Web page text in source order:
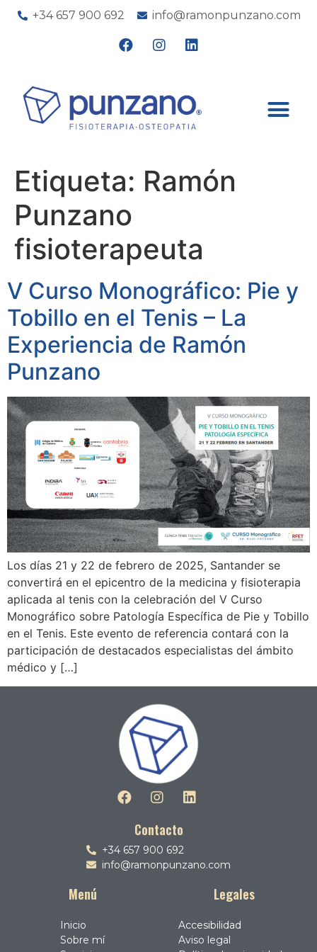
+34 657 900 692 info@ramonpunzano.com
Etiqueta: Ramón
Punzano
fisioterapeuta
V Curso Monográfico: Pie y
Tobillo en el Tenis – La
Experiencia de Ramón
Punzano
Los días 21 y 22 de febrero de 2025, Santander se
convertirá en el epicentro de la medicina y fisioterapia
aplicada al tenis con la celebración del V Curso
Monográfico sobre Patología Específica de Pie y Tobillo
en el Tenis. Este evento de referencia contará con la
participación de destacados especialistas del ámbito
médico y […]
Contacto
+34 657 900 692
info@ramonpunzano.com
Menú
Inicio
Sobre mí
Legales
Accesibilidad
Aviso legal